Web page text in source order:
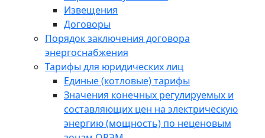
Извещения
Договоры
Порядок заключения договора
энергоснабжения
Тарифы для юридических лиц
Единые (котловые) тарифы
Значения конечных регулируемых и
составляющих цен на электрическую
энергию (мощность) по неценовым